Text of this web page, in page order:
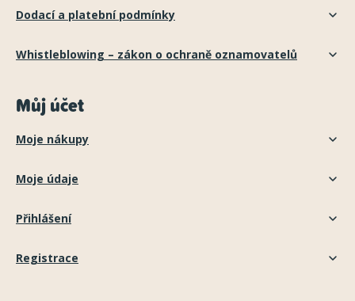
Dodací a platební podmínky
Whistleblowing – zákon o ochraně oznamovatelů
Můj účet
Moje nákupy
Moje údaje
Přihlášení
Registrace